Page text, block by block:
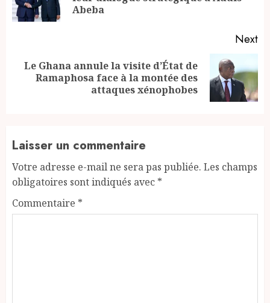
Abeba
Next
Next
Le Ghana annule la visite d’État de
Ramaphosa face à la montée des
attaques xénophobes
Laisser un commentaire
Votre adresse e-mail ne sera pas publiée. Les champs
obligatoires sont indiqués avec *
Commentaire *